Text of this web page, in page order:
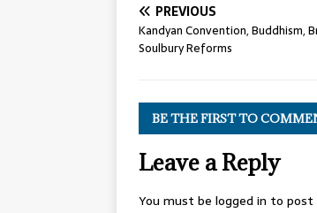
PREVIOUS
Kandyan Convention, Buddhism,
Soulbury Reforms
BE THE FIRST TO
Leave a Reply
You must be logged in to post